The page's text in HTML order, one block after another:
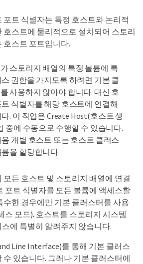
포트 식별자는 특정 호스트와 논리적
호스트에 물리적으로 설치되어 스토리
호스트 포트입니다.
스토리지 배열의 특정 볼륨에 특
권한을 가지도록 하려면 기본 클
사용하지 않아야 합니다. 대신 호
식별자를 해당 호스트에 연결해
. 이 작업은 Create Host(호스트 생
중에 수동으로 수행할 수 있습니다.
개별 호스트 또는 호스트 클러스
을 할당합니다.
모든 호스트 및 스토리지 배열에 연결
포트 식별자를 모든 볼륨에 액세스할
수한 경우에만 기본 클러스터를 사용
스 모드). 호스트를 스토리지 시스템
에 특별히 알려주지 않습니다.
Line Interface)를 통해 기본 클러스
수 있습니다. 그러나 기본 클러스터에